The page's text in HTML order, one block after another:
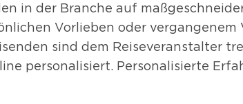
in der Branche auf
Vorlieben oder vergangenem
sind dem Reiseveranstalter
personalisiert. Personalisierte